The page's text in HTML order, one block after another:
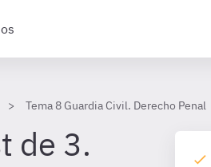
Tema 8 Guardia Civil. Derecho Penal
de 3.